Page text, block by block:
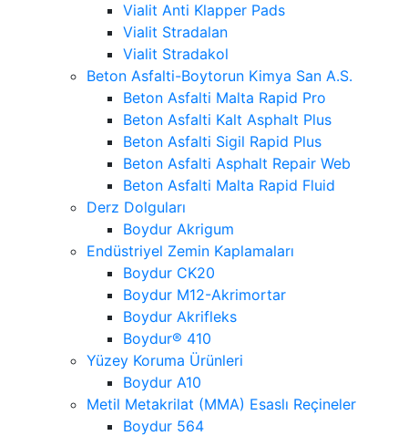
Vialit Anti Klapper Pads
Vialit Stradalan
Vialit Stradakol
Beton Asfalti-Boytorun Kimya San A.S.
Beton Asfalti Malta Rapid Pro
Beton Asfalti Kalt Asphalt Plus
Beton Asfalti Sigil Rapid Plus
Beton Asfalti Asphalt Repair Web
Beton Asfalti Malta Rapid Fluid
Derz Dolguları
Boydur Akrigum
Endüstriyel Zemin Kaplamaları
Boydur CK20
Boydur M12-Akrimortar
Boydur Akrifleks
Boydur® 410
Yüzey Koruma Ürünleri
Boydur A10
Metil Metakrilat (MMA) Esaslı Reçineler
Boydur 564